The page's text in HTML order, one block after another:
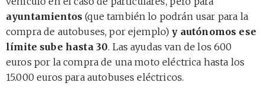
ayuntamientos (que también lo podrán usar para la
compra de autobuses, por ejemplo) y autónomos ese
límite sube hasta 30. Las ayudas van de los 600
euros por la compra de una moto eléctrica hasta los
15.000 euros para autobuses eléctricos.